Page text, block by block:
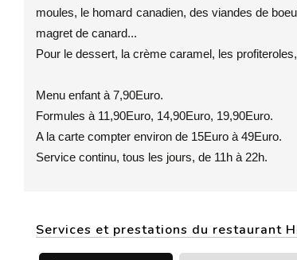
moules, le homard canadien, des viandes de
magret de canard...
Pour le dessert, la crème caramel, les
Menu enfant à 7,90Euro.
Formules à 11,90Euro, 14,90Euro, 19,90Euro.
A la carte compter environ de 15Euro à 49Euro.
Service continu, tous les jours, de 11h à 22h.
Services et prestations du restaurant